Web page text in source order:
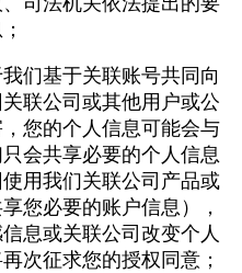
们基于关联账号共同向
联公司或其他用户或公
您的个人信息可能会与
会共享必要的个人信息
使用我们关联公司产品或
您必要的账户信息），
息或关联公司改变个人
次征求您的授权同意；